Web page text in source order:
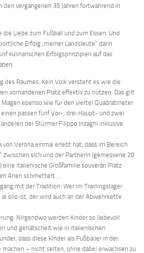
den vergangenen 35 Jahren fortwährend in
die Liebe zum Fußball und zum Essen. Und
Erfolg „meiner Landsleute“ darin
kulinarischen Erfolgsprinzipien auf das
des Raumes: Kein Volk versteht es wie die
vorhandenen Platz effektiv zu nutzen. Das gilt
ebenso wie für den viertel Quadratmeter
passen fünf Vor-, drei Haupt- und zwei
der Stürmer Filippo Inzaghi inklusive
von Verona einmal erlebt hat, dass im Bereich
zwischen sich und der Partnerin (gemessene 20
italienische Großfamilie souverän Platz
Arien schmettert …
mit der Tradition: Wer im Trainingslager
olio ist, der wird auch an der Abwehrkette
Nirgendwo werden Kinder so liebevoll
und gehätschelt wie in italienischen
dass diese Kinder als Fußballer in der
machen – nicht selten, ohne dabei erwachsen zu